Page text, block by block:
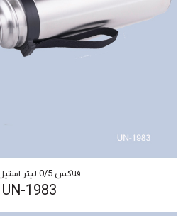
فلاکس 0/5 لیتر استیل قلمی
UN-1983